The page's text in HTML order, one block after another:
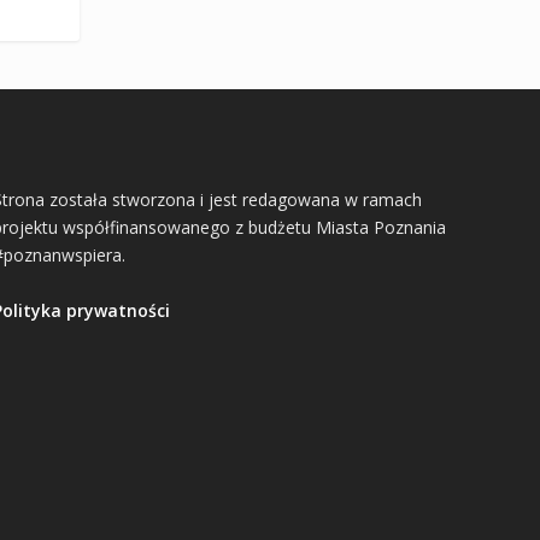
została stworzona i jest redagowana w ramach
współfinansowanego z budżetu Miasta Poznania
prywatności